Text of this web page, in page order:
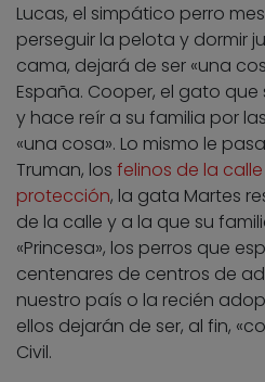
Lucas, el simpático perro
perseguir la pelota y dormir
cama, dejará de ser «una
España. Cooper, el gato
y hace reír a su familia por
«una cosa». Lo mismo le
Truman, los felinos de la
protección, la gata Martes
de la calle y a la que su
«Princesa», los perros que
centenares de centros de
nuestro país o la recién
ellos dejarán de ser, al fin,
Civil.